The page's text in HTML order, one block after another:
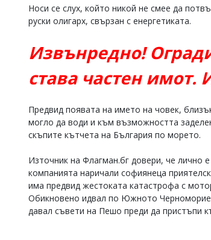
Носи се слух, който никой не смее да
руски олигарх, свързан с енергетиката.
Извънредно!
става частен
Предвид появата на името на човек,
могло да води и към възможността
скъпите кътчета на България по морето.
Източник на Флагман.бг довери, че
компанията наричали софиянеца
има предвид жестоката катастрофа с
Обикновено идвал по Южното Черноморие
давал съвети на Пешо преди да пристъпи